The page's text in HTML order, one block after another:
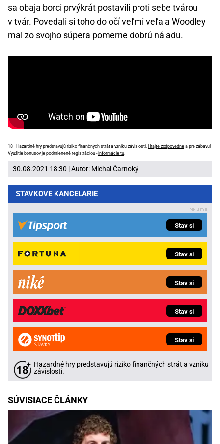
sa obaja borci prvýkrát postavili proti sebe tvárou
v tvár. Povedali si toho do očí veľmi veľa a Woodley
mal zo svojho súpera pomerne dobrú náladu.
18+ Hazardné hry predstavujú riziko finančných strát a vzniku závislosti. Hrajte zodpovedne a pre zábavu!
Využitie bonusov je podmienené registráciou -informácie tu.
30.08.2021 18:30 | Autor: Michal Čarnoký
STÁVKOVÉ KANCELÁRIE
Stav si
Stav si
Stav si
Stav si
Stav si
Hazardné hry predstavujú riziko finančných strát a vzniku
závislosti.
SÚVISIACE ČLÁNKY